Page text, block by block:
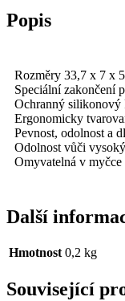
Popis
Rozměry 33,7 x 7 x
Speciální zakončení
Ochranný silikonový
Ergonomicky
Pevnost, odolnost a
Odolnost vůči
Omyvatelná v myčce
Další
Hmotnost 0,2 kg
Související